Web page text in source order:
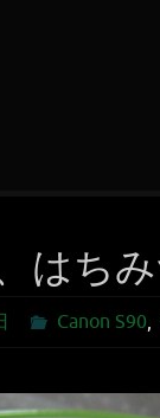
はち
Canon S90,